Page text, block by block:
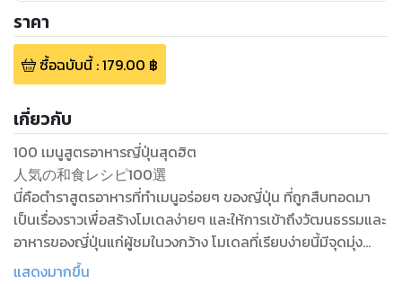
ราคา
ซื้อฉบับนี้:179.00 ฿
เกี่ยวกับ
100 เมนูสูตรอาหารญี่ปุ่นสุดฮิต
人気の和食レシピ100選
นี่คือตำราสูตรอาหารที่ทำเมนูอร่อยๆ ของญี่ปุ่น ที่ถูกสืบทอดมา
เป็นเรื่องราวเพื่อสร้างโมเดลง่ายๆ และให้การเข้าถึงวัฒนธรรมและ
อาหารของญี่ปุ่นแก่ผู้ชมในวงกว้าง โมเดลที่เรียบง่ายนี้มีจุดมุ่ง
หมายเพื่อแนะนำให้ผู้คนรู้จักกับประเพณีการทำอาหารอันอุดม
แสดงมากขึ้น